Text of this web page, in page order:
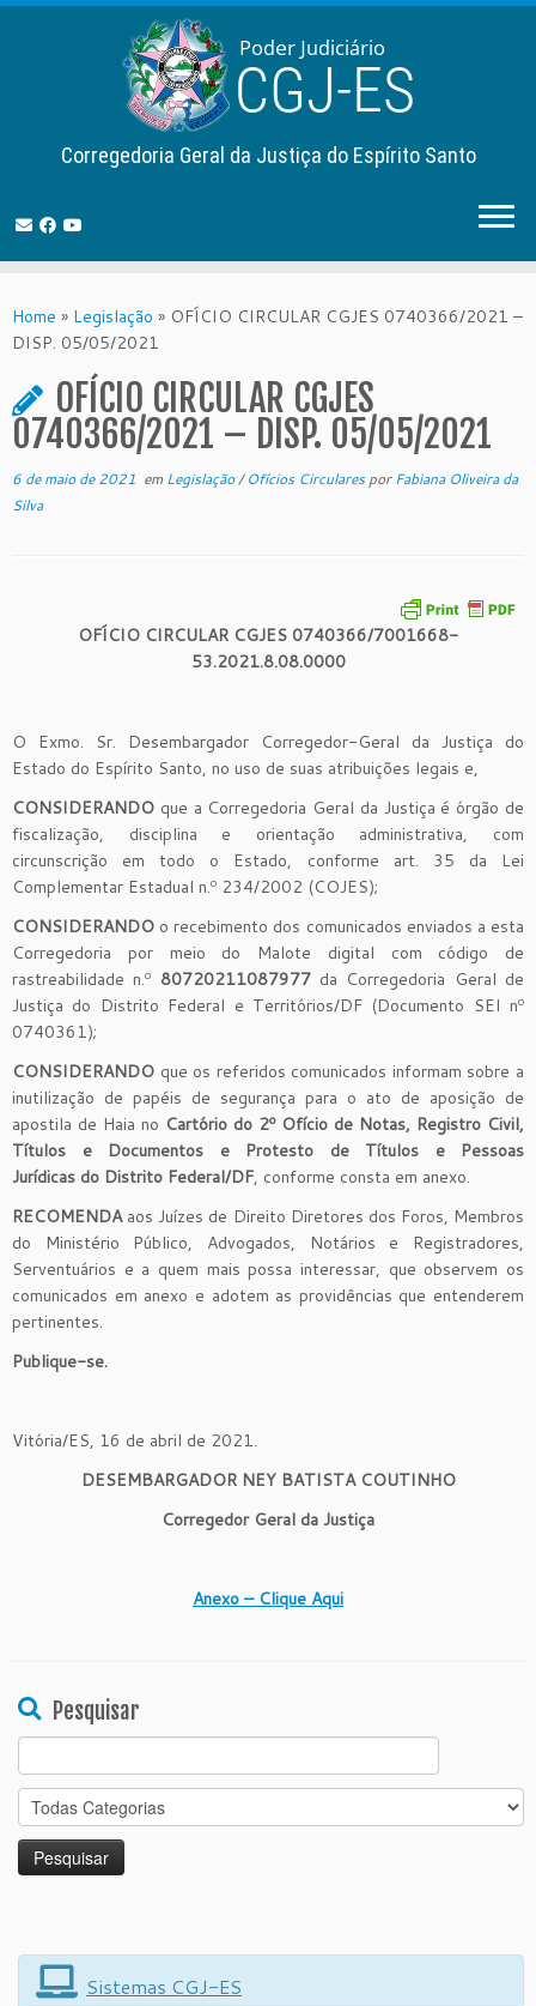
to
content
Corregedoria Geral da Justiça do Espírito Santo
Home » Legislação » OFÍCIO CIRCULAR CGJES 0740366/2021 –
DISP. 05/05/2021
OFÍCIO CIRCULAR CGJES
0740366/2021 – DISP. 05/05/2021
6 de maio de 2021 em Legislação/Ofícios CircularesporFabiana Oliveira da
Silva
OFÍCIO CIRCULAR CGJES 0740366/7001668-
53.2021.8.08.0000
O Exmo. Sr. Desembargador Corregedor-Geral da Justiça do
Estado do Espírito Santo, no uso de suas atribuições legais e,
CONSIDERANDO que a Corregedoria Geral da Justiça é órgão de
fiscalização, disciplina e orientação administrativa, com
circunscrição em todo o Estado, conforme art. 35 da Lei
Complementar Estadual n.º 234/2002 (COJES);
CONSIDERANDO o recebimento dos comunicados enviados a esta
Corregedoria por meio do Malote digital com código de
rastreabilidade n.º 80720211087977da Corregedoria Geral de
Justiça do Distrito Federal e Territórios/DF (Documento SEI nº
0740361);
CONSIDERANDO que os referidos comunicados informam sobre a
inutilização de papéis de segurança para o ato de aposição de
apostila de Haia no Cartório do 2º Ofício de Notas, Registro Civil,
Títulos e Documentos e Protesto de Títulos e Pessoas
Jurídicas do Distrito Federal/DF, conforme consta em anexo.
RECOMENDAaos Juízes de Direito Diretores dos Foros, Membros
do Ministério Público, Advogados, Notários e Registradores,
Serventuários e a quem mais possa interessar, que observem os
comunicados em anexo e adotem as providências que entenderem
pertinentes.
Publique-se.
Vitória/ES, 16 de abril de 2021.
DESEMBARGADOR NEY BATISTA COUTINHO
Corregedor Geral da Justiça
Anexo – Clique Aqui
Pesquisar
Search
for:
Sistemas CGJ-ES